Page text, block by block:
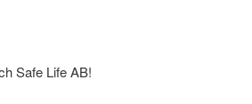
Safe Life AB!